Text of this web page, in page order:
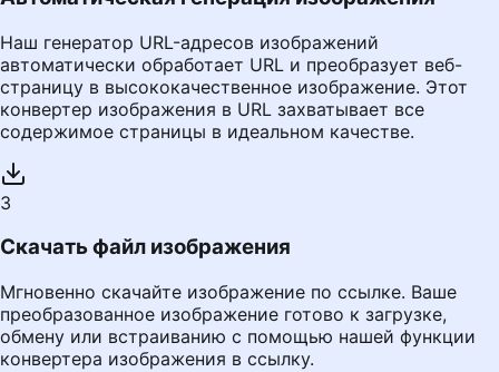
Наш генератор URL-адресов изображений
автоматически обработает URL и преобразует веб-
страницу в высококачественное изображение. Этот
конвертер изображения в URL захватывает все
содержимое страницы в идеальном качестве.
3
Скачать файл изображения
Мгновенно скачайте изображение по ссылке. Ваше
преобразованное изображение готово к загрузке,
обмену или встраиванию с помощью нашей функции
конвертера изображения в ссылку.